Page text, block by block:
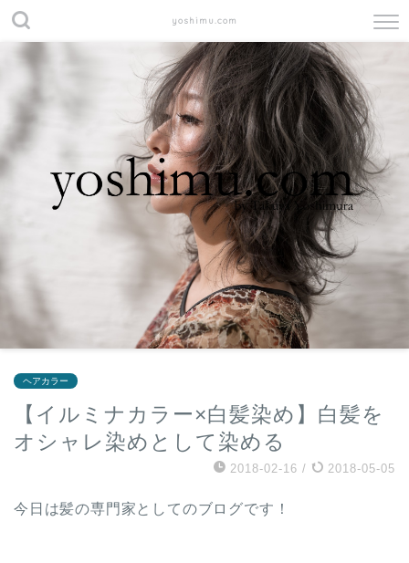
yoshimu.com
ヘアカラー
【イルミナカラー×白髪染め】白髪を
オシャレ染めとして染める
2018-02-16 / 2018-05-05
今日は髪の専門家としてのブログです！